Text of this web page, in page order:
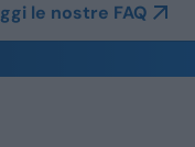
le nostre FAQ